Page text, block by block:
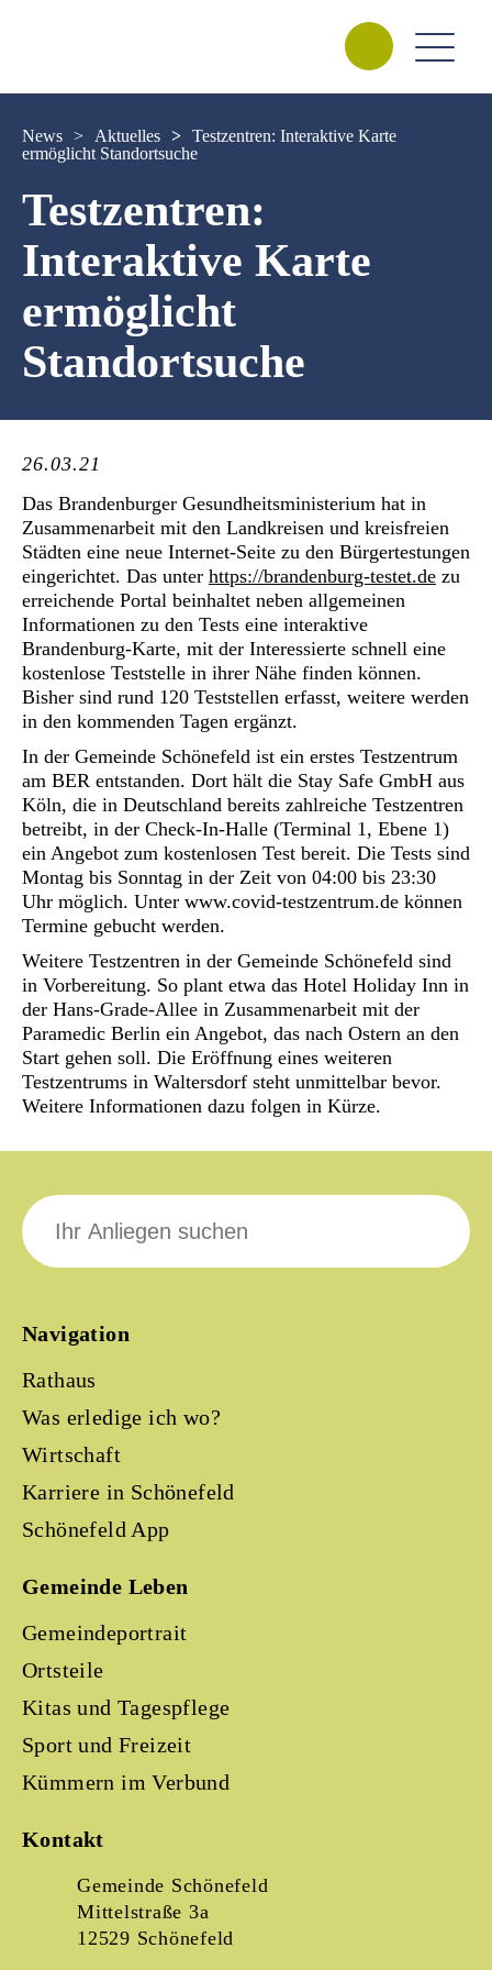
News > Aktuelles > Testzentren: Interaktive Karte
ermöglicht Standortsuche
Testzentren:
Interaktive Karte
ermöglicht
Standortsuche
26.03.21
Das Brandenburger Gesundheitsministerium hat in
Zusammenarbeit mit den Landkreisen und kreisfreien
Städten eine neue Internet-Seite zu den Bürgertestungen
eingerichtet. Das unter https://brandenburg-testet.de zu
erreichende Portal beinhaltet neben allgemeinen
Informationen zu den Tests eine interaktive
Brandenburg-Karte, mit der Interessierte schnell eine
kostenlose Teststelle in ihrer Nähe finden können.
Bisher sind rund 120 Teststellen erfasst, weitere werden
in den kommenden Tagen ergänzt.
In der Gemeinde Schönefeld ist ein erstes Testzentrum
am BER entstanden. Dort hält die Stay Safe GmbH aus
Köln, die in Deutschland bereits zahlreiche Testzentren
betreibt, in der Check-In-Halle (Terminal 1, Ebene 1)
ein Angebot zum kostenlosen Test bereit. Die Tests sind
Montag bis Sonntag in der Zeit von 04:00 bis 23:30
Uhr möglich. Unter www.covid-testzentrum.de können
Termine gebucht werden.
Weitere Testzentren in der Gemeinde Schönefeld sind
in Vorbereitung. So plant etwa das Hotel Holiday Inn in
der Hans-Grade-Allee in Zusammenarbeit mit der
Paramedic Berlin ein Angebot, das nach Ostern an den
Start gehen soll. Die Eröffnung eines weiteren
Testzentrums in Waltersdorf steht unmittelbar bevor.
Weitere Informationen dazu folgen in Kürze.
Navigation
Rathaus
Was erledige ich wo?
Wirtschaft
Karriere in Schönefeld
Schönefeld App
Gemeinde Leben
Gemeindeportrait
Ortsteile
Kitas und Tagespflege
Sport und Freizeit
Kümmern im Verbund
Kontakt
Gemeinde Schönefeld
Mittelstraße 3a
12529 Schönefeld
Suche
nach: